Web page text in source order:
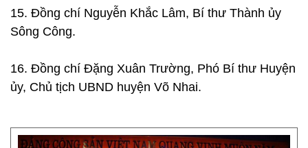
15. Đồng chí Nguyễn Khắc Lâm, Bí thư Thành ủy
Sông Công.
16. Đồng chí Đặng Xuân Trường, Phó Bí thư Huyện
ủy, Chủ tịch UBND huyện Võ Nhai.